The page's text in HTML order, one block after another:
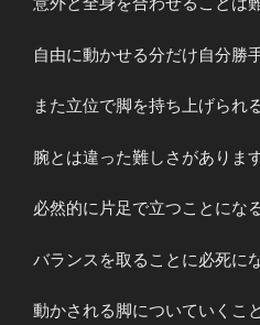
自由に動かせる分だけ自分勝
また立位で脚を持ち上げられ
腕とは違った難しさがあります
必然的に片足で立つことにな
バランスを取ることに必死に
動かされる脚についていくこ